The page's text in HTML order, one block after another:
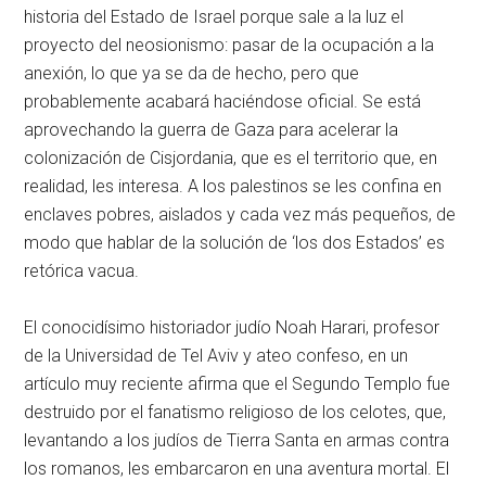
historia del Estado de Israel porque sale a la luz el
proyecto del neosionismo: pasar de la ocupación a la
anexión, lo que ya se da de hecho, pero que
probablemente acabará haciéndose oficial. Se está
aprovechando la guerra de Gaza para acelerar la
colonización de Cisjordania, que es el territorio que, en
realidad, les interesa. A los palestinos se les confina en
enclaves pobres, aislados y cada vez más pequeños, de
modo que hablar de la solución de ‘los dos Estados’ es
retórica vacua.
El conocidísimo historiador judío Noah Harari, profesor
de la Universidad de Tel Aviv y ateo confeso, en un
artículo muy reciente afirma que el Segundo Templo fue
destruido por el fanatismo religioso de los celotes, que,
levantando a los judíos de Tierra Santa en armas contra
los romanos, les embarcaron en una aventura mortal. El